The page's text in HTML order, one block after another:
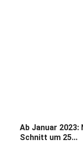
Ab Januar
Schnitt um 25...